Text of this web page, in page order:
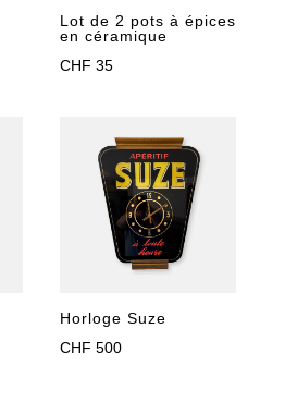
Lot de 2 pots à épices
en céramique
CHF 35
Horloge Suze
CHF 500